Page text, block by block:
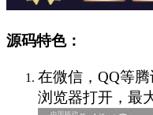
源码特色：
在微信，QQ等
浏览器打开，最